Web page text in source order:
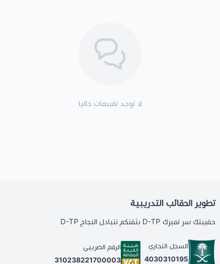
لا توجد تقييمات حاليا
تطوير الحقائب التدريبية
حقيبتك سر تميزك D-TP بثقتكم نتبادل النجاح D-TP
السجل التجاري
4030310195
الرقم الضريبي
310238221700003